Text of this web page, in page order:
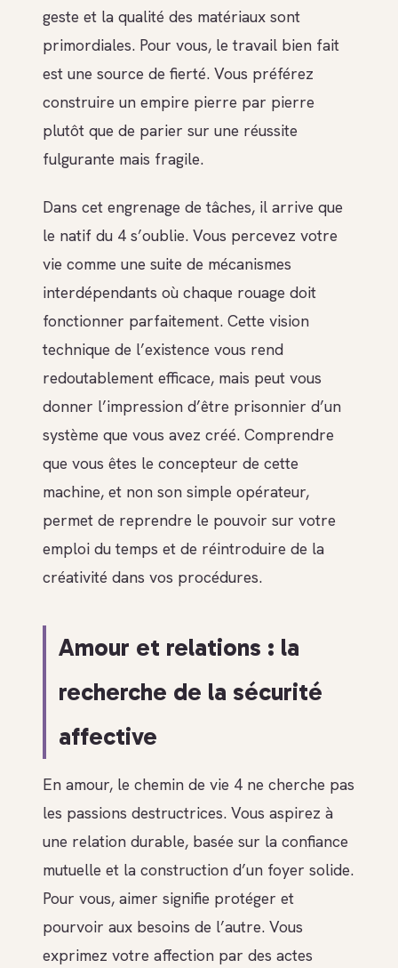
geste et la qualité des matériaux sont
primordiales. Pour vous, le travail bien fait
est une source de fierté. Vous préférez
construire un empire pierre par pierre
plutôt que de parier sur une réussite
fulgurante mais fragile.
Dans cet engrenage de tâches, il arrive que
le natif du 4 s’oublie. Vous percevez votre
vie comme une suite de mécanismes
interdépendants où chaque rouage doit
fonctionner parfaitement. Cette vision
technique de l’existence vous rend
redoutablement efficace, mais peut vous
donner l’impression d’être prisonnier d’un
système que vous avez créé. Comprendre
que vous êtes le concepteur de cette
machine, et non son simple opérateur,
permet de reprendre le pouvoir sur votre
emploi du temps et de réintroduire de la
créativité dans vos procédures.
Amour et relations : la
recherche de la sécurité
affective
En amour, le chemin de vie 4 ne cherche pas
les passions destructrices. Vous aspirez à
une relation durable, basée sur la confiance
mutuelle et la construction d’un foyer solide.
Pour vous, aimer signifie protéger et
pourvoir aux besoins de l’autre. Vous
exprimez votre affection par des actes